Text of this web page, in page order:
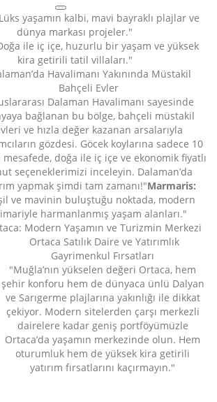
yaşamın kalbi, mavi bayraklı plajlar ve
dünya markası projeler."
ile iç içe, huzurlu bir yaşam ve yüksek
kira getirili tatil villaları."
Havalimanı Yakınında Müstakil
Bahçeli Evler
Dalaman Havalimanı sayesinde
bağlanan bu bölge, bahçeli müstakil
ve hızla değer kazanan arsalarıyla
gözdesi. Göcek koylarına sadece 10
mesafede, doğa ile iç içe ve ekonomik fiyatlı
seçeneklerimizi inceleyin. Dalaman’da
yapmak şimdi tam zamanı!"Marmaris:
ve mavinin buluştuğu noktada, modern
harmanlanmış yaşam alanları."
Modern Yaşamın ve Turizmin Merkezi
Ortaca Satılık Daire ve Yatırımlık
Gayrimenkul Fırsatları
"Muğla’nın yükselen değeri Ortaca, hem
şehir konforu hem de dünyaca ünlü Dalyan
ve Sarıgerme plajlarına yakınlığı ile dikkat
çekiyor. Modern sitelerden çarşı merkezli
dairelere kadar geniş portföyümüzle
Ortaca’da yaşamın merkezinde olun. Hem
oturumluk hem de yüksek kira getirili
yatırım fırsatlarını kaçırmayın."